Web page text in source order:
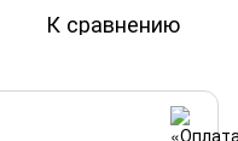
К сравнению